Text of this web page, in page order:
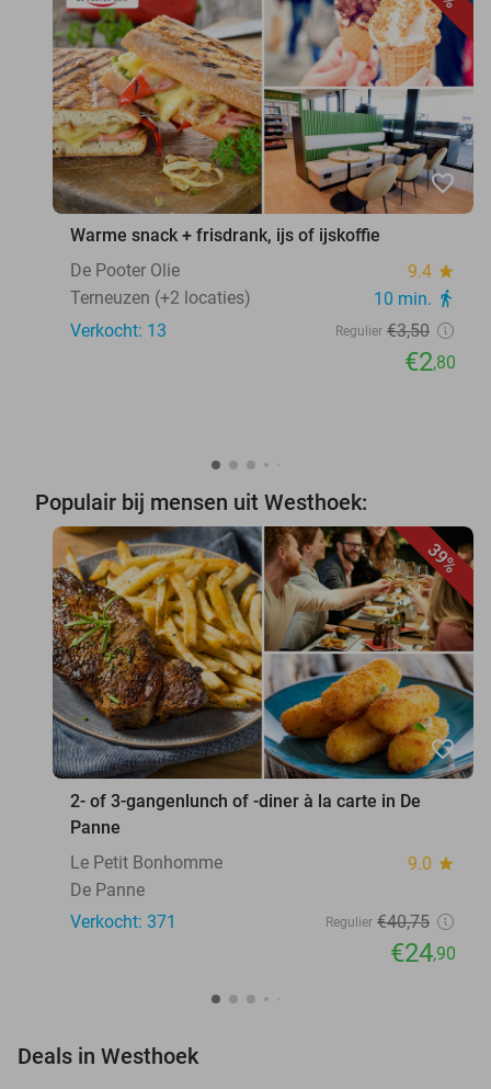
favorite_border
Warme snack + frisdrank, ijs of ijskoffie
De Pooter Olie
9.4 star
Terneuzen (+2 locaties) 10 min. directions_walk
Verkocht: 13 Regulier €3,50
€2,80
Populair bij mensen uit Westhoek:
39%
favorite_border
2- of 3-gangenlunch of -diner à la carte in De
Panne
Le Petit Bonhomme
9.0 star
De Panne
Verkocht: 371
Regulier €40,75
€24,90
Deals in Westhoek